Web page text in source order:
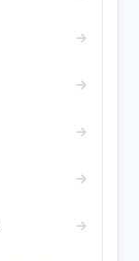
→
→
→
→
→